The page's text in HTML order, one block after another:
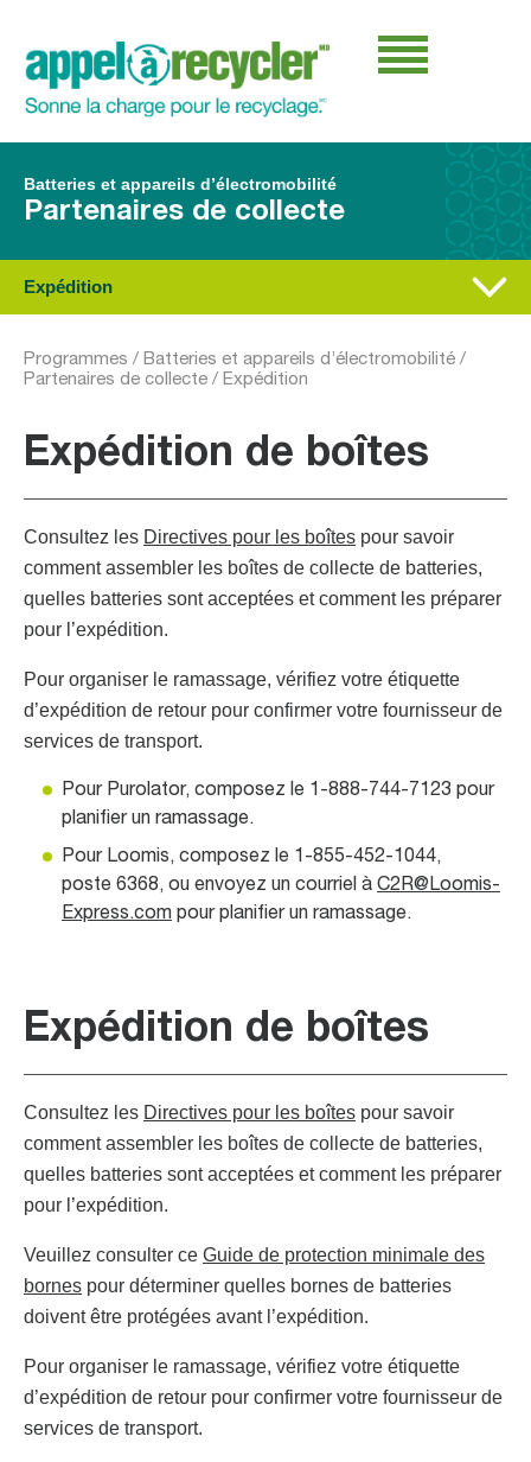
Partenaires de collecte
Batteries et appareils d’électromobilité
Expédition
Programmes / Batteries et appareils d’électromobilité /
Partenaires de collecte / Expédition
Expédition de boîtes
Consultez les Directives pour les boîtes pour savoir
comment assembler les boîtes de collecte de batteries,
quelles batteries sont acceptées et comment les préparer
pour l’expédition.
Pour organiser le ramassage, vérifiez votre étiquette
d’expédition de retour pour confirmer votre fournisseur de
services de transport.
Pour Purolator, composez le 1-888-744-7123 pour
planifier un ramassage.
Pour Loomis, composez le 1-855-452-1044,
poste 6368, ou envoyez un courriel à C2R@Loomis-
Express.com pour planifier un ramassage.
Expédition de boîtes
Consultez les Directives pour les boîtes pour savoir
comment assembler les boîtes de collecte de batteries,
quelles batteries sont acceptées et comment les préparer
pour l’expédition.
Veuillez consulter ce Guide de protection minimale des
bornes pour déterminer quelles bornes de batteries
doivent être protégées avant l’expédition.
Pour organiser le ramassage, vérifiez votre étiquette
d’expédition de retour pour confirmer votre fournisseur de
services de transport.